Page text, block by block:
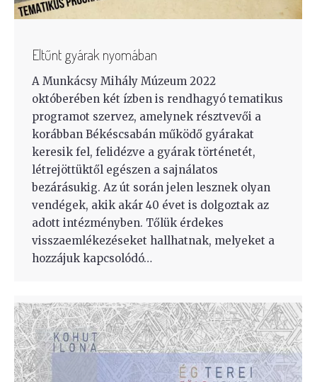
Eltűnt gyárak nyomában
A Munkácsy Mihály Múzeum 2022
októberében két ízben is rendhagyó tematikus
programot szervez, amelynek résztvevői a
korábban Békéscsabán működő gyárakat
keresik fel, felidézve a gyárak történetét,
létrejöttüktől egészen a sajnálatos
bezárásukig. Az út során jelen lesznek olyan
vendégek, akik akár 40 évet is dolgoztak az
adott intézményben. Tőlük érdekes
visszaemlékezéseket hallhatnak, melyeket a
hozzájuk kapcsolódó…